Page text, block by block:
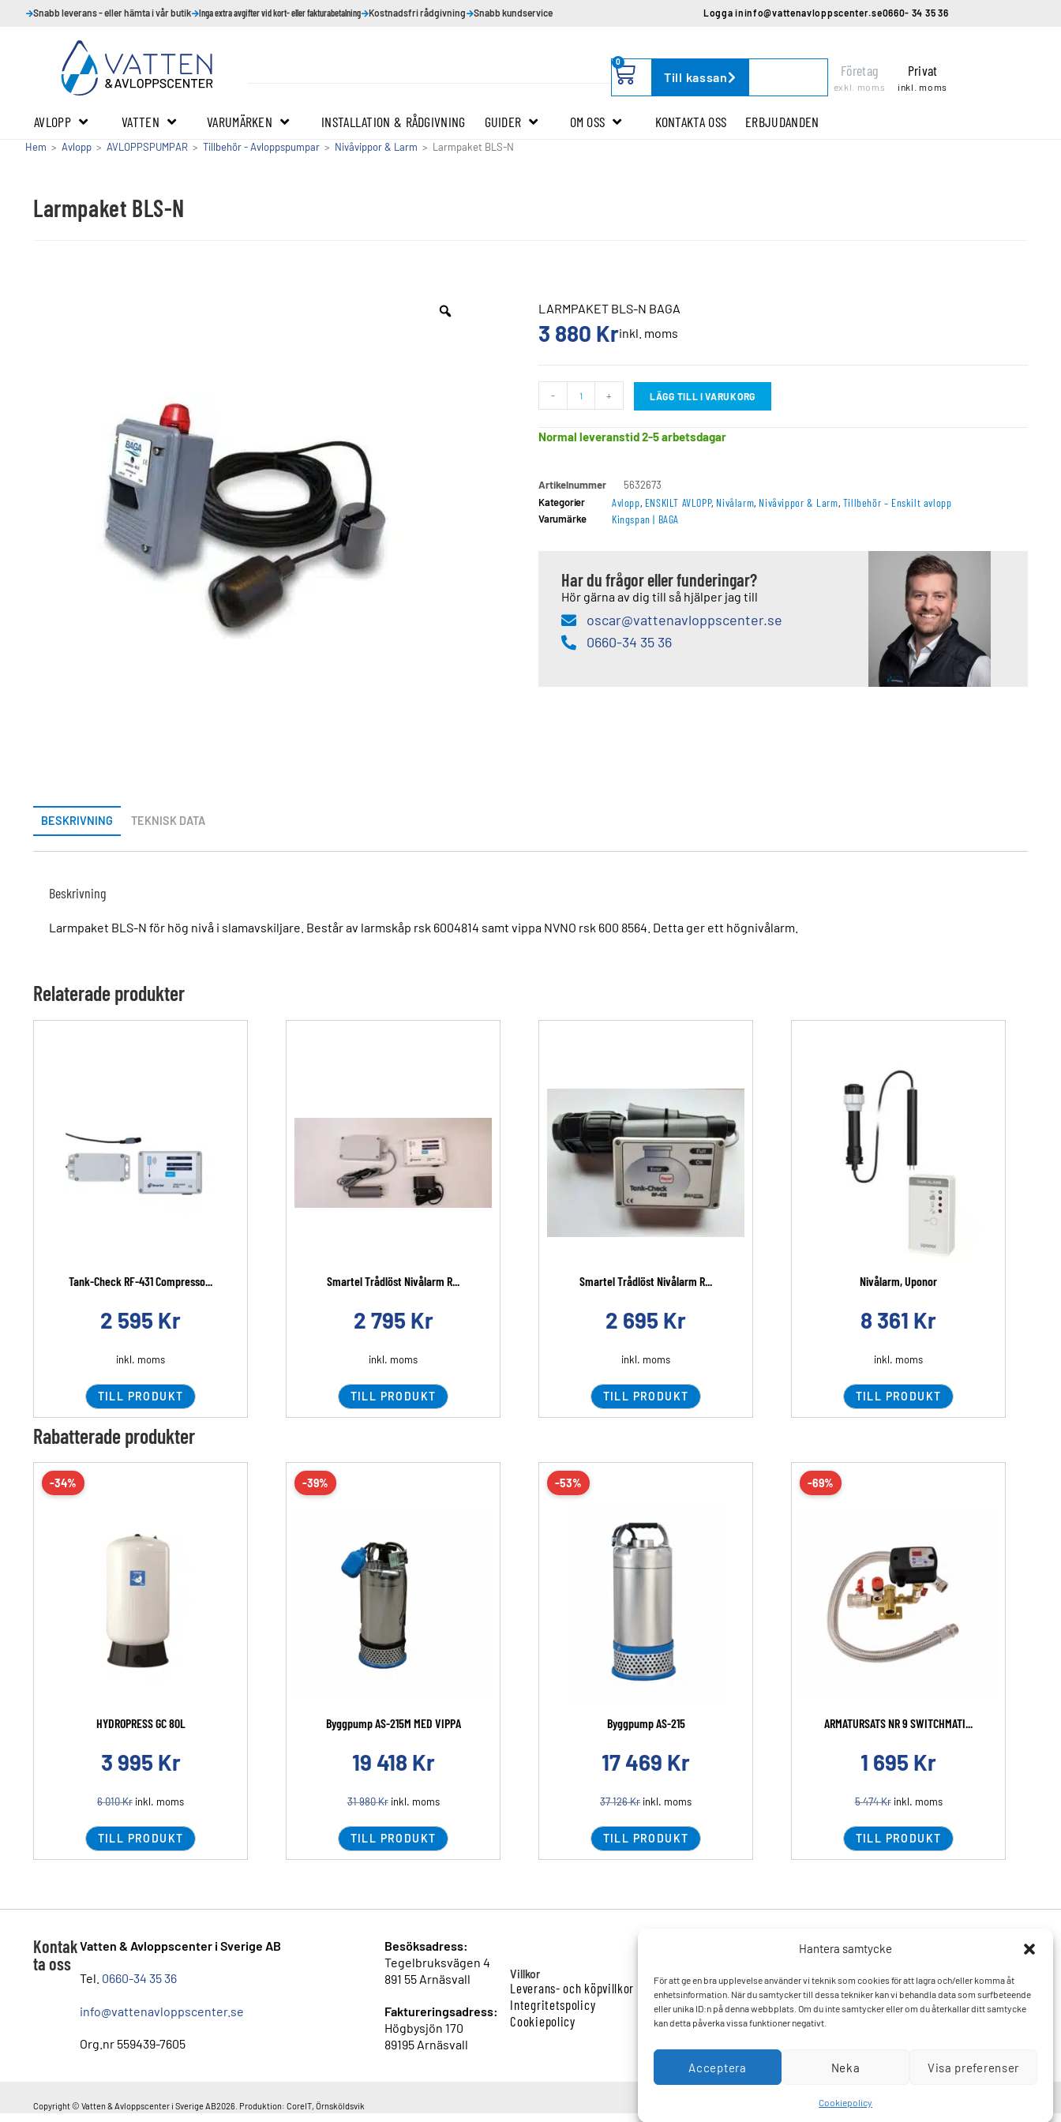
Hantera samtycke
För att ge en bra upplevelse använder vi teknik som cookies för att lagra och/eller komma åt
enhetsinformation. När du samtycker till dessa tekniker kan vi behandla data som surfbeteende
eller unika ID:n på denna webbplats. Om du inte samtycker eller om du återkallar ditt samtycke
kan detta påverka vissa funktioner negativt.
Acceptera Neka Visa preferenser
Cookiepolicy
Snabb leverans - eller hämta i vår butik Inga extra avgifter vid kort- eller fakturabetalning Kostnadsfri rådgivning Snabb kundservice Logga ininfo@vattenavloppscenter.se0660- 34 35 36
0
Till kassan Företag
exkl. moms
Privat
inkl. moms
AVLOPP VATTEN VARUMÄRKEN INSTALLATION & RÅDGIVNING GUIDER OM OSS KONTAKTA OSS ERBJUDANDEN
Hem > Avlopp > AVLOPPSPUMPAR > Tillbehör - Avloppspumpar > Nivåvippor & Larm > Larmpaket BLS-N
Larmpaket BLS-N
LARMPAKET BLS-N BAGA
3 880 Krinkl. moms
- + LÄGG TILL I VARUKORG
Normal leveranstid 2-5 arbetsdagar
Artikelnummer
5632673
Kategorier
Avlopp, ENSKILT AVLOPP, Nivålarm, Nivåvippor & Larm, Tillbehör – Enskilt avlopp
Varumärke Kingspan | BAGA
Har du frågor eller funderingar?
Hör gärna av dig till så hjälper jag till
oscar@vattenavloppscenter.se
0660-34 35 36
BESKRIVNING TEKNISK DATA
Beskrivning
Larmpaket BLS-N för hög nivå i slamavskiljare. Består av larmskåp rsk 6004814 samt vippa NVNO rsk 600 8564. Detta ger ett högnivålarm.
Relaterade produkter
Tank-Check RF-431 Compresso...
2 595 Kr
inkl. moms
TILL PRODUKT
Smartel Trådlöst Nivålarm R...
2 795 Kr
inkl. moms
TILL PRODUKT
Smartel Trådlöst Nivålarm R...
2 695 Kr
inkl. moms
TILL PRODUKT
Nivålarm, Uponor
8 361 Kr
inkl. moms
TILL PRODUKT
Rabatterade produkter
-34%
HYDROPRESS GC 80L
3 995 Kr
6 010Kr inkl. moms
TILL PRODUKT
-39%
Byggpump AS-215M MED VIPPA
19 418 Kr
31 980Krinkl. moms
TILL PRODUKT
-53%
Byggpump AS-215
17 469 Kr
37 126Kr inkl. moms
TILL PRODUKT
-69%
ARMATURSATS NR 9 SWITCHMATI...
1 695 Kr
5 474Krinkl. moms
TILL PRODUKT
Kontak
ta oss
Vatten & Avloppscenter i Sverige AB
Tel. 0660-34 35 36
info@vattenavloppscenter.se
Org.nr 559439-7605
Besöksadress:
Tegelbruksvägen 4
891 55 Arnäsvall
Faktureringsadress:
Högbysjön 170
89195 Arnäsvall
Villkor
Leverans- och köpvillkor
Integritetspolicy
Cookiepolicy
Varumärken
Mitt konto
Vanliga frågor och svar
Kontakta oss
Hitta till oss
Copyright © Vatten & Avloppscenter i Sverige AB2026. Produktion: CoreIT, Örnsköldsvik